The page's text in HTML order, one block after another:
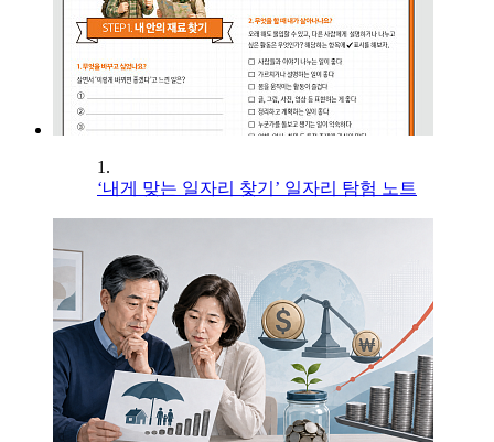
1.
‘내게 맞는 일자리 찾기’ 일자리 탐험 노트